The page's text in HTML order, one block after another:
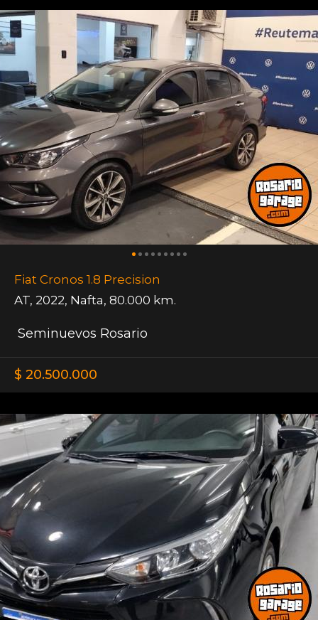
Fiat Cronos 1.8 Precision
AT, 2022, Nafta, 80.000 km.
Seminuevos Rosario
$ 20.500.000